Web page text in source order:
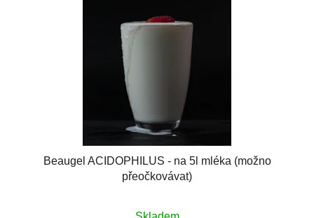
Beaugel ACIDOPHILUS - na 5l mléka (možno
přeočkovávat)